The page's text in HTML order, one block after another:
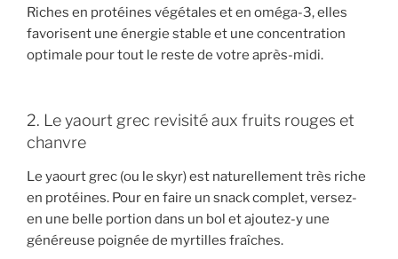
Riches en protéines végétales et en oméga-3, elles
favorisent une énergie stable et une concentration
optimale pour tout le reste de votre après-midi.
2. Le yaourt grec revisité aux fruits rouges et
chanvre
Le yaourt grec (ou le skyr) est naturellement très riche
en protéines. Pour en faire un snack complet, versez-
en une belle portion dans un bol et ajoutez-y une
généreuse poignée de myrtilles fraîches.